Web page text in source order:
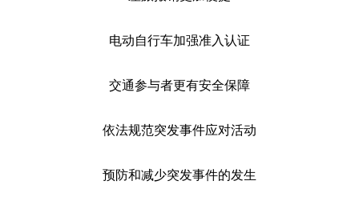
电动自行车加强准入认证
交通参与者更有安全保障
依法规范突发事件应对活动
预防和减少突发事件的发生